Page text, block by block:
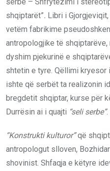
shqiptarët”. Libri i
vetëm fabrikime
antropologjike të
dyshim pjekurinë e
shtetin e tyre. Qëllimi kryesor i
ishte që serbët ta realizonin
bregdetit shqiptar, kurse për
Durrësin ai i quajti “seli serbe”.
“Konstrukti kulturor”që
antropologut slloven,
shovinist. Shfaqja e këtyre